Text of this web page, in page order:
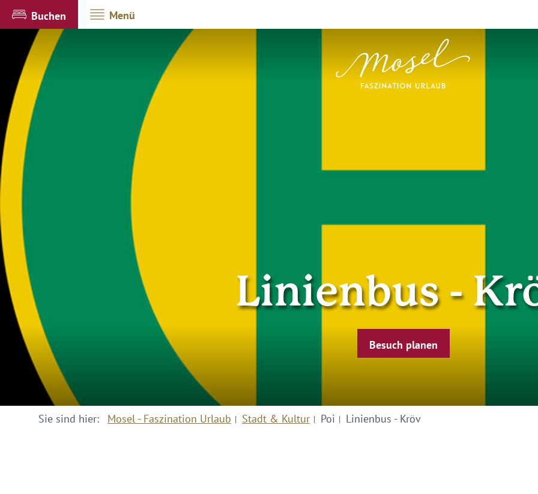
Buchen Menü
Linienbus -
Besuch planen
Sie sind hier: Mosel - Faszination Urlaub Stadt & Kultur Poi Linienbus - Kröv